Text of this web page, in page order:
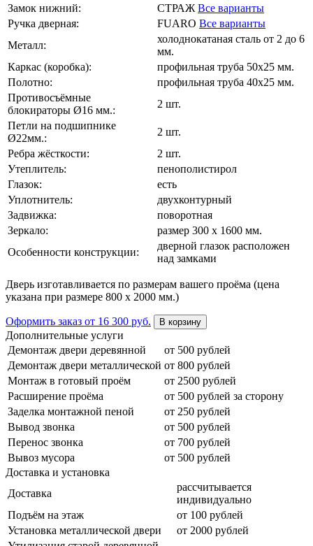
Замок нижний:
СТРАЖВсе варианты
Ручка дверная:
FUARO Все варианты
Металл:
холоднокатаная сталь от 2 до 6
мм.
Каркас (коробка):
профильная труба 50х25 мм.
Полотно:
профильная труба 40х25 мм.
Противосъёмные
блокираторы Ø16 мм.:
2 шт.
Петли на подшипнике
Ø22мм.:
2 шт.
Ребра жёсткости:
2 шт.
Утеплитель:
пенополистирол
Глазок:
есть
Уплотнитель:
двухконтурный
Задвижка:
поворотная
Зеркало:
размер 300 х 1600 мм.
Особенности конструкции:
дверной глазок расположен
над замками
Дверь изготавливается по размерам вашего проёма (цена
указана при размере 800 х 2000 мм.)
Оформить заказ от 16 300 руб. В корзину
Дополнительные услуги
Демонтаж двери деревянной
от 500 рублей
Демонтаж двери металлической от 800 рублей
Монтаж в готовый проём
от 2500 рублей
Расширение проёма
от 500 рублей за сторону
Заделка монтажной пеной
от 250 рублей
Вывод звонка
от 500 рублей
Перенос звонка
от 700 рублей
Вывоз мусора
от 500 рублей
Доставка и установка
Доставка
рассчитывается
индивидуально
Подъём на этаж
от 100 рублей
Установка металлической двери
от 2000 рублей